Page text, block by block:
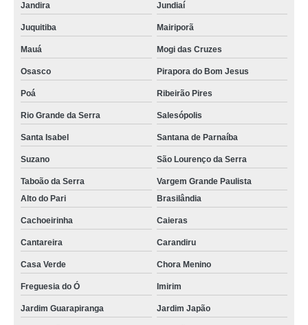
Jandira Jundiaí
Juquitiba Mairiporã
Mauá Mogi das Cruzes
Osasco Pirapora do Bom Jesus
Poá Ribeirão Pires
Rio Grande da Serra Salesópolis
Santa Isabel Santana de Parnaíba
Suzano São Lourenço da Serra
Taboão da Serra
Vargem Grande Paulista
Alto do Pari
Brasilândia
Cachoeirinha Caieras
Cantareira Carandiru
Casa Verde Chora Menino
Freguesia do Ó Imirim
Jardim Guarapiranga Jardim Japão